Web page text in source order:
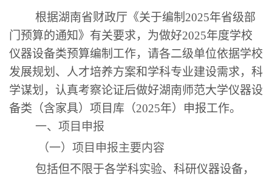
根据湖南省财政厅 《关于编制 2025年省级部
门预算的通知》有关要求， 为做好2025年度学校
仪器设备类预算编制 工作， 请各二级单位依据学校
发展规划、人才培养方案和学科专业建设需求，科
学谋划，认真考察论证后做好湖南师范大学仪器设
备类（含家具）项目库（2025年）申报工作。
一、项目申报
（一）项目申报主要内容
包括但不限于各学科实验、科研仪器设备，